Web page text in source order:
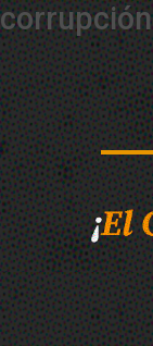
corrupción